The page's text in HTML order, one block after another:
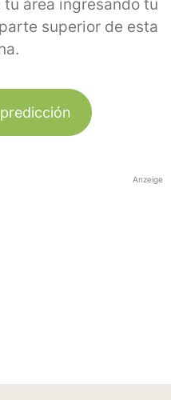
área ingresando tu
superior de esta
Anzeige